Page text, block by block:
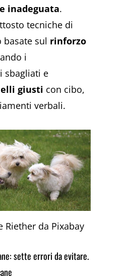
inadeguata.
tecniche di
sul rinforzo
i
sbagliati e
giusti con cibo,
verbali.
Riether da Pixabay
sette errori da evitare.